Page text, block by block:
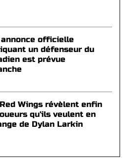
annonce officielle
un défenseur du
est prévue
Wings révèlent enfin
qu'ils veulent en
de Dylan Larkin